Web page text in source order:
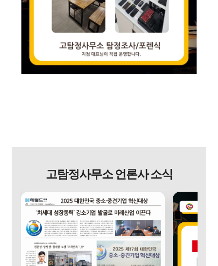
고탐정사무소 언론사 소식